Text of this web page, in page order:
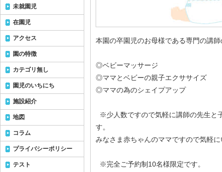
本園の卒園児のお母様である専門の講
◎ベビーマッサージ
◎ママとベビーの親子エクササイズ
◎ママの為のシェイプアップ
※少人数ですので気軽に講師の先生と
す。
みなさま赤ちゃんのママですので気軽
※完全ご予約制10名様限定です。
未就園児
在園児
アクセス
園の特徴
カテゴリ無し
園児のいちにち
施設紹介
地図
コラム
プライバシーポリシー
テスト